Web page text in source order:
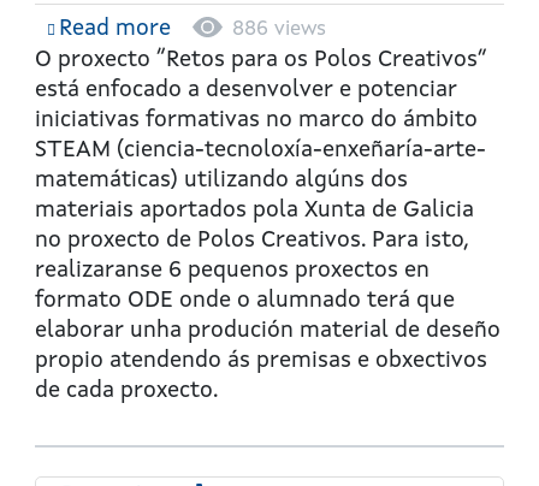
Read moreabout
Retos
para
os
Polos
Creativos:
Mentes
conectadas
886 views
O proxecto “Retos para os Polos Creativos”
está enfocado a desenvolver e potenciar
iniciativas formativas no marco do ámbito
STEAM (ciencia-tecnoloxía-enxeñaría-arte-
matemáticas) utilizando algúns dos
materiais aportados pola Xunta de Galicia
no proxecto de Polos Creativos. Para isto,
realizaranse 6 pequenos proxectos en
formato ODE onde o alumnado terá que
elaborar unha produción material de deseño
propio atendendo ás premisas e obxectivos
de cada proxecto.